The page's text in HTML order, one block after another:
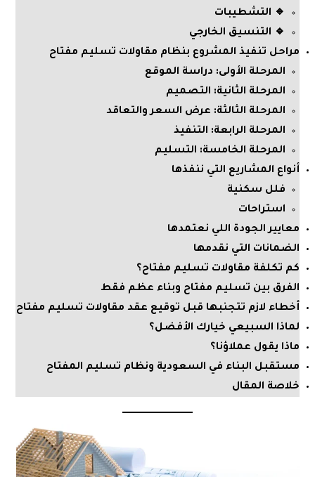
🔹 التشطيبات
🔹 التنسيق الخارجي
مراحل تنفيذ المشروع بنظام مقاولات تسليم مفتاح
المرحلة الأولى: دراسة الموقع
المرحلة الثانية: التصميم
المرحلة الثالثة: عرض السعر والتعاقد
المرحلة الرابعة: التنفيذ
المرحلة الخامسة: التسليم
أنواع المشاريع التي ننفذها
فلل سكنية
استراحات
معايير الجودة اللي نعتمدها
الضمانات التي نقدمها
كم تكلفة مقاولات تسليم مفتاح؟
الفرق بين تسليم مفتاح وبناء عظم فقط
أخطاء لازم تتجنبها قبل توقيع عقد مقاولات تسليم مفتاح
لماذا السبيعي خيارك الأفضل؟
ماذا يقول عملاؤنا؟
مستقبل البناء في السعودية ونظام تسليم المفتاح
خلاصة المقال